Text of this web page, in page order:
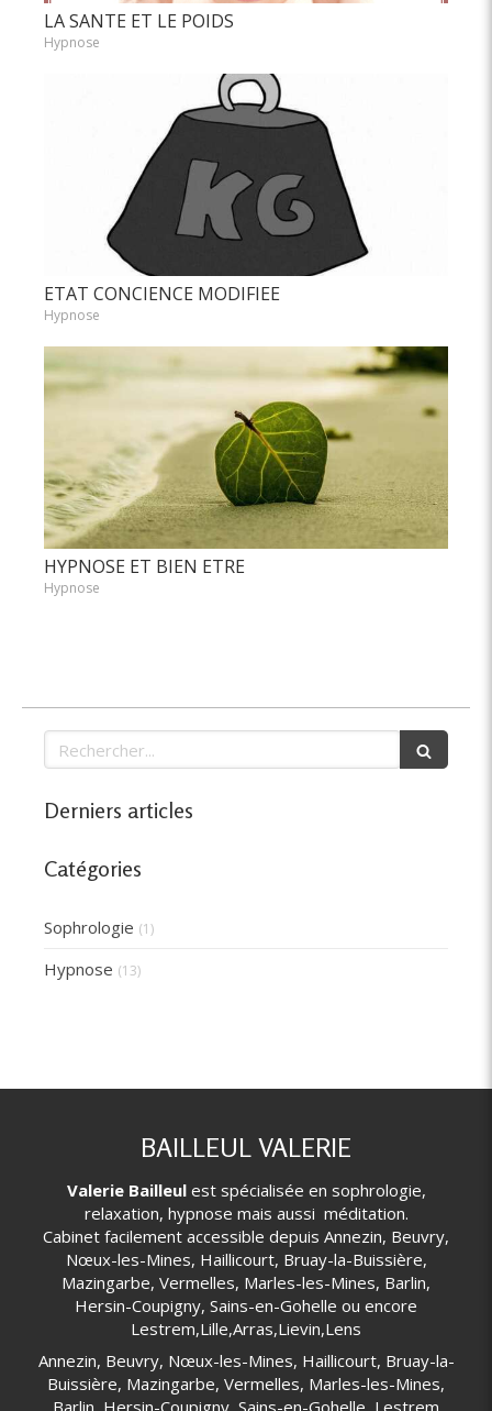
LA SANTE ET LE POIDS
Hypnose
ETAT CONCIENCE MODIFIEE
Hypnose
HYPNOSE ET BIEN ETRE
Hypnose
Rechercher
Derniers articles
Catégories
Sophrologie (1)
Hypnose (13)
BAILLEUL VALERIE
Valerie Bailleulest spécialisée en sophrologie,
relaxation, hypnose mais aussi méditation.
Cabinet facilement accessible depuis Annezin, Beuvry,
Nœux-les-Mines, Haillicourt, Bruay-la-Buissière,
Mazingarbe, Vermelles, Marles-les-Mines, Barlin,
Hersin-Coupigny, Sains-en-Gohelle ou encore
Lestrem,Lille,Arras,Lievin,Lens
Annezin, Beuvry, Nœux-les-Mines, Haillicourt, Bruay-la-
Buissière, Mazingarbe, Vermelles, Marles-les-Mines,
Barlin, Hersin-Coupigny, Sains-en-Gohelle, Lestrem